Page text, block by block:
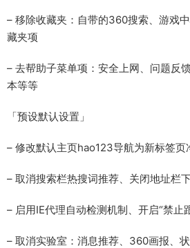
– 移除收藏夹：自带的360搜索、游戏
藏夹项
– 去帮助子菜单项：安全上网、问题反
本等等
「预设默认设置」
– 修改默认主页hao123导航为新标签页
– 取消搜索栏热搜词推荐、关闭地址栏
– 启用IE代理自动检测机制、开启“禁止
– 取消实验室：消息推荐、360画报、